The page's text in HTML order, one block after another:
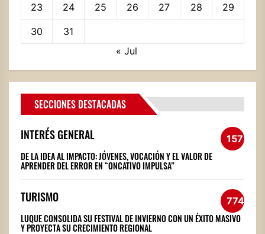
23 24 25 26 27 28 29
30
31
« Jul
SECCIONES DESTACADAS
INTERÉS GENERAL 1572
DE LA IDEA AL IMPACTO: JÓVENES, VOCACIÓN Y EL VALOR DE
APRENDER DEL ERROR EN “ONCATIVO IMPULSA”
TURISMO 774
LUQUE CONSOLIDA SU FESTIVAL DE INVIERNO CON UN ÉXITO MASIVO
Y PROYECTA SU CRECIMIENTO REGIONAL